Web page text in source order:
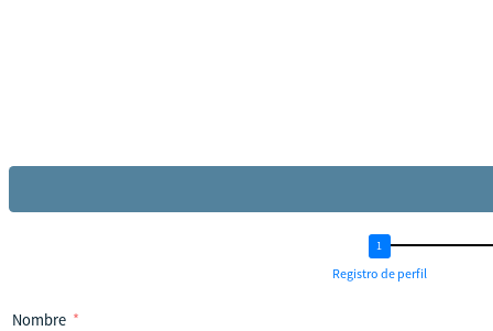
Registro de perfil
Nombre